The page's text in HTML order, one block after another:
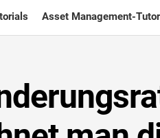
Asset Management-